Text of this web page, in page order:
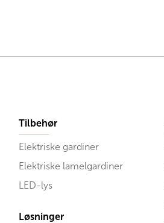
Tilbehør
Elektriske gardiner
Elektriske lamelgardiner
LED-lys
Løsninger